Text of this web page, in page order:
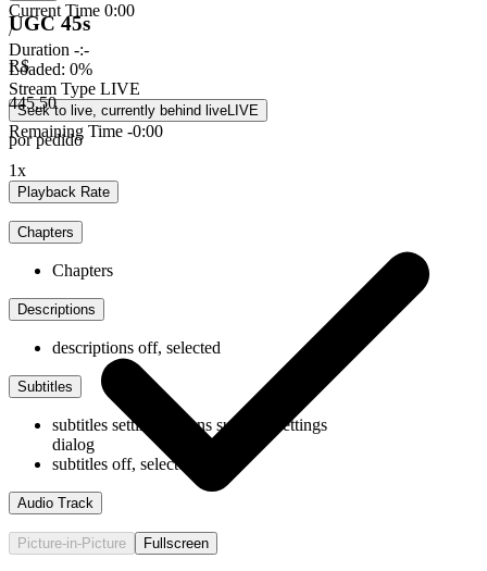
Current Time 0:00
/
Duration -:-
Loaded: 0%
Stream Type LIVE
Seek to live, currently behind liveLIVE
Remaining Time -0:00
1x
Playback Rate
Chapters
Chapters
Descriptions
descriptions off, selected
Subtitles
subtitles settings
, opens subtitles settings
dialog
subtitles off, selected
Audio Track
Picture-in-Picture Fullscreen
UGC 45s
R$
445,50
por pedido